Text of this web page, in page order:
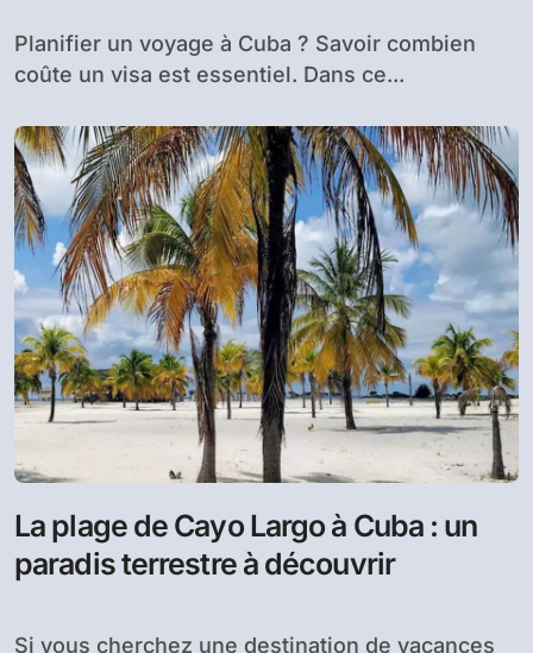
Planifier un voyage à Cuba ? Savoir combien
coûte un visa est essentiel. Dans ce...
La plage de Cayo Largo à Cuba : un
paradis terrestre à découvrir
Si vous cherchez une destination de vacances